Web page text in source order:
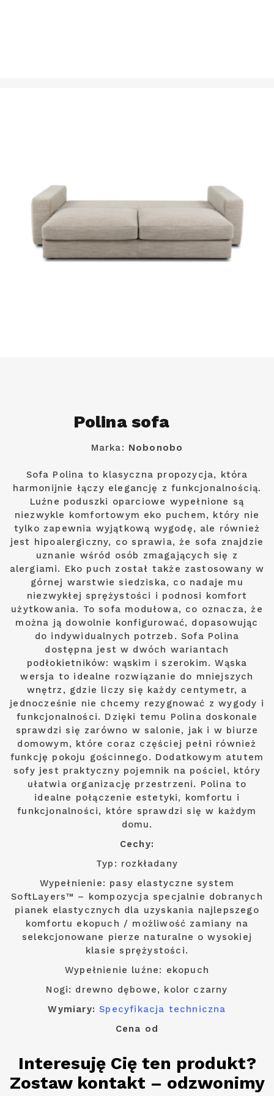
Polina sofa
Marka: Nobonobo
Sofa Polina to klasyczna propozycja, która
harmonijnie łączy elegancję z funkcjonalnością.
Luźne poduszki oparciowe wypełnione są
niezwykle komfortowym eko puchem, który nie
tylko zapewnia wyjątkową wygodę, ale również
jest hipoalergiczny, co sprawia, że sofa znajdzie
uznanie wśród osób zmagających się z
alergiami. Eko puch został także zastosowany w
górnej warstwie siedziska, co nadaje mu
niezwykłej sprężystości i podnosi komfort
użytkowania. To sofa modułowa, co oznacza, że
można ją dowolnie konfigurować, dopasowując
do indywidualnych potrzeb. Sofa Polina
dostępna jest w dwóch wariantach
podłokietników: wąskim i szerokim. Wąska
wersja to idealne rozwiązanie do mniejszych
wnętrz, gdzie liczy się każdy centymetr, a
jednocześnie nie chcemy rezygnować z wygody i
funkcjonalności. Dzięki temu Polina doskonale
sprawdzi się zarówno w salonie, jak i w biurze
domowym, które coraz częściej pełni również
funkcję pokoju gościnnego. Dodatkowym atutem
sofy jest praktyczny pojemnik na pościel, który
ułatwia organizację przestrzeni. Polina to
idealne połączenie estetyki, komfortu i
funkcjonalności, które sprawdzi się w każdym
domu.
Cechy:
Typ: rozkładany
Wypełnienie: pasy elastyczne system
SoftLayers™ – kompozycja specjalnie dobranych
pianek elastycznych dla uzyskania najlepszego
komfortu ekopuch / możliwość zamiany na
selekcjonowane pierze naturalne o wysokiej
klasie sprężystości.
Wypełnienie luźne: ekopuch
Nogi: drewno dębowe, kolor czarny
Wymiary: Specyfikacja techniczna
Cena od
Interesuję Cię ten produkt?
Zostaw kontakt – odzwonimy